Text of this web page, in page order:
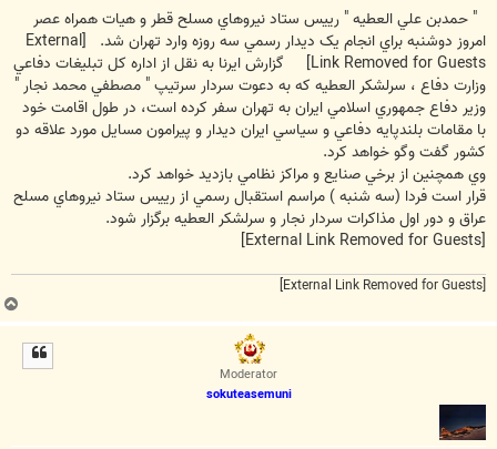
ت
" حمدبن علي العطيه " رييس ستاد نيروهاي مسلح قطر و هيات همراه عصر
امروز دوشنبه براي انجام يک ديدار رسمي سه روزه وارد تهران شد.
[External
Link Removed for Guests]
گزارش ايرنا به نقل از اداره کل تبليغات دفاعي
وزارت دفاع ، سرلشکر العطيه که به دعوت سردار سرتيپ " مصطفي محمد نجار "
وزير دفاع جمهوري اسلامي ايران به تهران سفر کرده است، در طول اقامت خود
با مقامات بلندپايه دفاعي و سياسي ايران ديدار و پيرامون مسايل مورد علاقه دو
کشور گفت وگو خواهد کرد.
وي همچنين از برخي صنايع و مراکز نظامي بازديد خواهد کرد.
قرار است فردا (سه شنبه ) مراسم استقبال رسمي از رييس ستاد نيروهاي مسلح
عراق و دور اول مذاکرات سردار نجار و سرلشکر العطيه برگزار شود.
[External Link Removed for Guests]
[External Link Removed for Guests]
Moderator
sokuteasemuni